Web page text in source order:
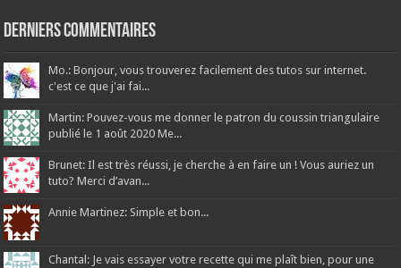
Derniers Commentaires
Mo.: Bonjour, vous trouverez facilement des tutos sur internet.
c'est ce que j'ai fai...
Martin: Pouvez-vous me donner le patron du coussin triangulaire
publié le 1 août 2020 Me...
Brunet: Il est très réussi, je cherche à en faire un ! Vous auriez un
tuto? Merci d’avan...
Annie Martinez: Simple et bon...
Chantal: Je vais essayer votre recette qui me plaît bien, pour une